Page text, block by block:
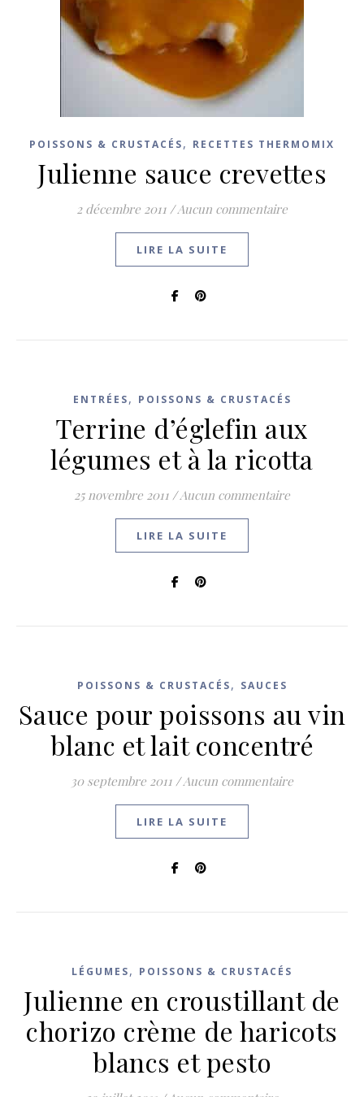
POISSONS & CRUSTACÉS, RECETTES THERMOMIX
Julienne sauce crevettes
2 décembre 2011 /Aucun commentaire
LIRE LA SUITE
ENTRÉES, POISSONS & CRUSTACÉS
Terrine d’églefin aux
légumes et à la ricotta
25 novembre 2011 /Aucun commentaire
LIRE LA SUITE
POISSONS & CRUSTACÉS, SAUCES
Sauce pour poissons au vin
blanc et lait concentré
30 septembre 2011 /Aucun commentaire
LIRE LA SUITE
LÉGUMES, POISSONS & CRUSTACÉS
Julienne en croustillant de
chorizo crème de haricots
blancs et pesto